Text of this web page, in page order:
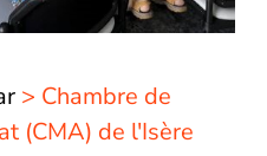
Chambre de
(CMA) de l'Isère